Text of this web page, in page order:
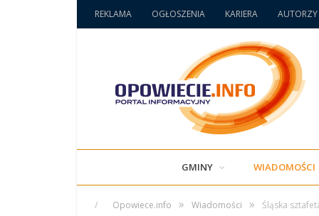
REKLAMA OGŁOSZENIA KARIERA AUTORZY
GMINY WIADOMOŚCI
/ Opowiece.info » Wiadomości » Śląska